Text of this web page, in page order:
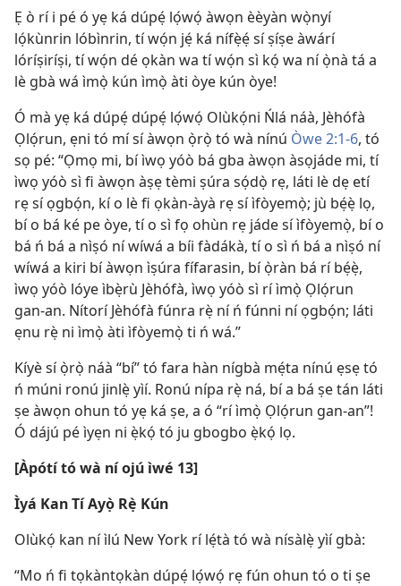
Ẹ ò rí i pé ó yẹ ká dúpẹ́ lọ́wọ́ àwọn èèyàn wọ̀nyí
lọ́kùnrin lóbìnrin, tí wọ́n jẹ́ ká nífẹ̀ẹ́ sí ṣíṣe àwárí
lóríṣiríṣi, tí wọ́n dé ọkàn wa tí wọ́n sì kọ́ wa ní ọ̀nà tá a
lè gbà wá ìmọ̀ kún ìmọ̀ àti òye kún òye!
Ó mà yẹ ká dúpẹ́ dúpẹ́ lọ́wọ́ Olùkọ́ni Ńlá náà, Jèhófà
Ọlọ́run, ẹni tó mí sí àwọn ọ̀rọ̀ tó wà nínú Òwe 2:1-6, tó
sọ pé: “Ọmọ mi, bí ìwọ yóò bá gba àwọn àsọjáde mi, tí
ìwọ yóò sì fi àwọn àṣẹ tèmi ṣúra sọ́dọ̀ rẹ, láti lè dẹ etí
rẹ sí ọgbọ́n, kí o lè fi ọkàn-àyà rẹ sí ìfòyemọ̀; jù bẹ́ẹ̀ lọ,
bí o bá ké pe òye, tí o sì fọ ohùn rẹ jáde sí ìfòyemọ̀, bí o
bá ń bá a nìṣó ní wíwá a bíi fàdákà, tí o sì ń bá a nìṣó ní
wíwá a kiri bí àwọn ìṣúra fífarasin, bí ọ̀ràn bá rí bẹ́ẹ̀,
ìwọ yóò lóye ìbẹ̀rù Jèhófà, ìwọ yóò sì rí ìmọ̀ Ọlọ́run
gan-an. Nítorí Jèhófà fúnra rẹ̀ ní ń fúnni ní ọgbọ́n; láti
ẹnu rẹ̀ ni ìmọ̀ àti ìfòyemọ̀ ti ń wá.”
Kíyè sí ọ̀rọ̀ náà “bí” tó fara hàn nígbà mẹ́ta nínú ẹsẹ tó
ń múni ronú jinlẹ̀ yìí. Ronú nípa rẹ̀ ná, bí a bá ṣe tán láti
ṣe àwọn ohun tó yẹ ká ṣe, a ó “rí ìmọ̀ Ọlọ́run gan-an”!
Ó dájú pé ìyẹn ni ẹ̀kọ́ tó ju gbogbo ẹ̀kọ́ lọ.
[Àpótí tó wà ní ojú ìwé 13]
Ìyá Kan Tí Ayọ̀ Rẹ̀ Kún
Olùkọ́ kan ní ìlú New York rí lẹ́tà tó wà nísàlẹ̀ yìí gbà:
“Mo ń fi tọkàntọkàn dúpẹ́ lọ́wọ́ rẹ fún ohun tó o ti ṣe